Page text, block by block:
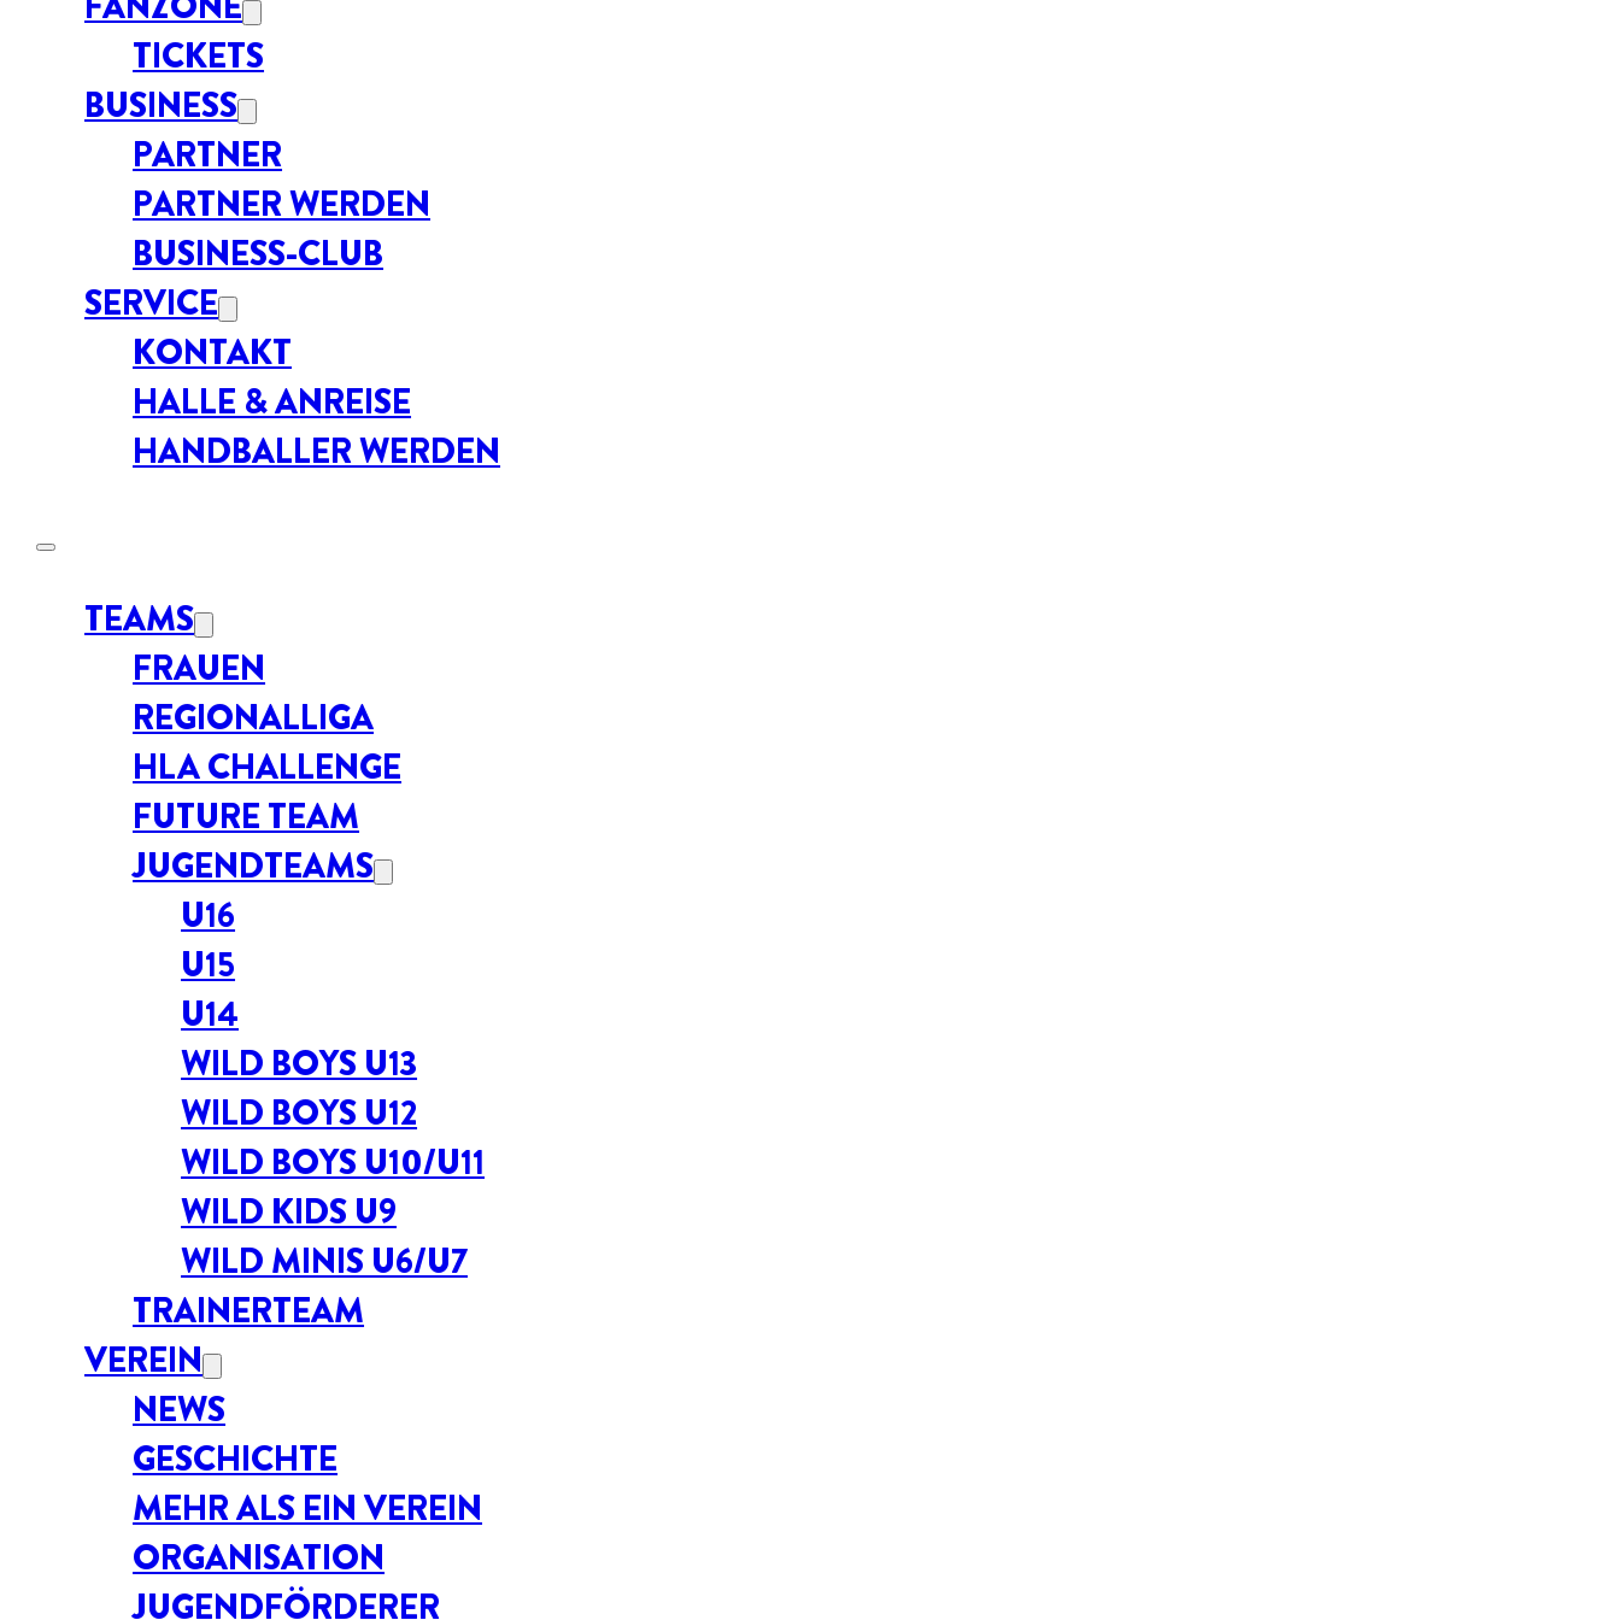
TICKETS
BUSINESS
PARTNER
PARTNER WERDEN
BUSINESS-CLUB
SERVICE
KONTAKT
HALLE & ANREISE
HANDBALLER WERDEN
TEAMS
FRAUEN
REGIONALLIGA
HLA CHALLENGE
FUTURE TEAM
JUGENDTEAMS
U16
U15
U14
WILD BOYS U13
WILD BOYS U12
WILD BOYS U10/U11
WILD KIDS U9
WILD MINIS U6/U7
TRAINERTEAM
VEREIN
NEWS
GESCHICHTE
MEHR ALS EIN VEREIN
ORGANISATION
JUGENDFÖRDERER